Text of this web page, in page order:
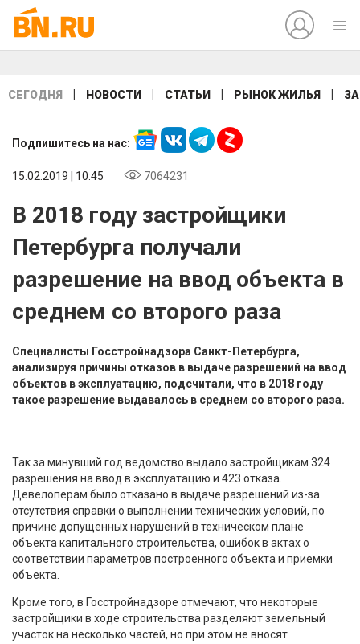
СЕГОДНЯ НОВОСТИ СТАТЬИ РЫНОК ЖИЛЬЯ
Подпишитесь на нас:
15.02.2019 | 10:45 7064231
В 2018 году застройщики
Петербурга получали
разрешение на ввод объекта в
среднем со второго раза
Специалисты Госстройнадзора Санкт-Петербурга,
анализируя причины отказов в выдаче разрешений на ввод
объектов в эксплуатацию, подсчитали, что в 2018 году
такое разрешение выдавалось в среднем со второго раза.
Так за минувший год ведомство выдало застройщикам 324
разрешения на ввод в эксплуатацию и 423 отказа.
Девелоперам было отказано в выдаче разрешений из-за
отсутствия справки о выполнении технических условий, по
причине допущенных нарушений в техническом плане
объекта капитального строительства, ошибок в актах о
соответствии параметров построенного объекта и приемки
объекта.
Кроме того, в Госстройнадзоре отмечают, что некоторые
застройщики в ходе строительства разделяют земельный
участок на несколько частей, но при этом не вносят